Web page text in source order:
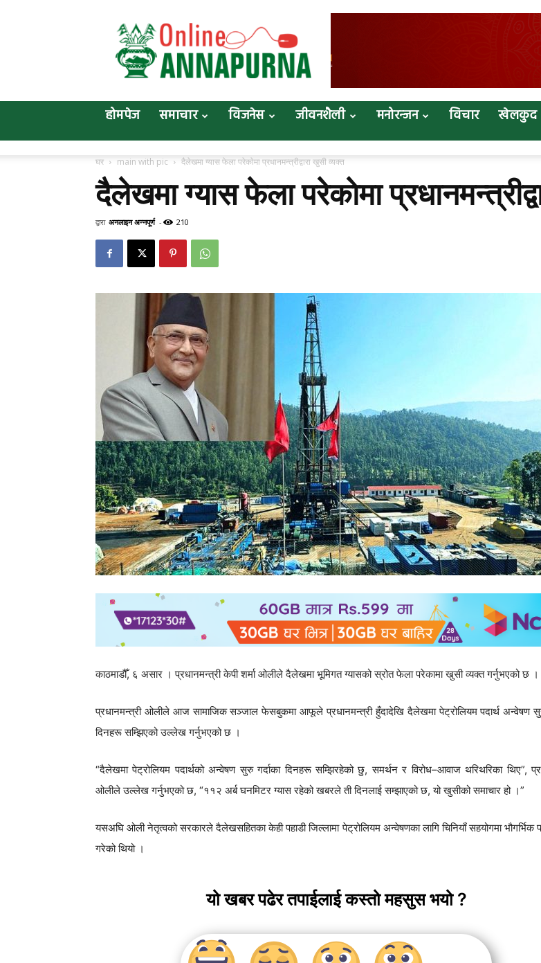
Annapurna
होमपेज समाचार विजनेस जीवनशैली मनोरन्जन विचार खेलकुद
घर main with pic दैलेखमा ग्यास फेला परेकाेमा प्रधानमन्त्रीद्वारा खुसी व्यक्त
दैलेखमा ग्यास फेला परेकाेमा
द्वारा अनलाइन अन्नपूर्ण - 210
काठमाडौँ, ६ असार । प्रधानमन्त्री केपी शर्मा ओलीले दैलेखमा भूमिगत ग्यासको स्रोत फेला परेकामा खुसी व्यक्त गर्नुभएको छ ।
प्रधानमन्त्री ओलीले आज सामाजिक सञ्जाल फेसबुकमा आफूले प्रधानमन्त्री हुँदादेखि दैलेखमा पेट्रोलियम पदार्थ अन्वेषण
दिनहरू सम्झिएको उल्लेख गर्नुभएको छ ।
“दैलेखमा पेट्रोलियम पदार्थको अन्वेषण सुरु गर्दाका दिनहरू सम्झिरहेको छु, समर्थन र विरोध–आवाज थरिथरिका थिए”,
ओलीले उल्लेख गर्नुभएको छ, “११२ अर्ब घनमिटर ग्यास रहेको खबरले ती दिनलाई सम्झाएको छ, यो खुसीको समाचार हो ।”
यसअघि ओली नेतृत्वको सरकारले दैलेखसहितका केही पहाडी जिल्लामा पेट्रोलियम अन्वेषणका लागि चिनियाँ सहयोगमा भौगर्भिक
गरेको थियो ।
यो खबर पढेर तपाईलाई कस्तो महसुस भयो ?